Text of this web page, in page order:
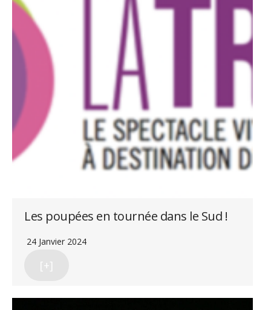
Les poupées en tournée dans le Sud !
24 Janvier 2024
[+]